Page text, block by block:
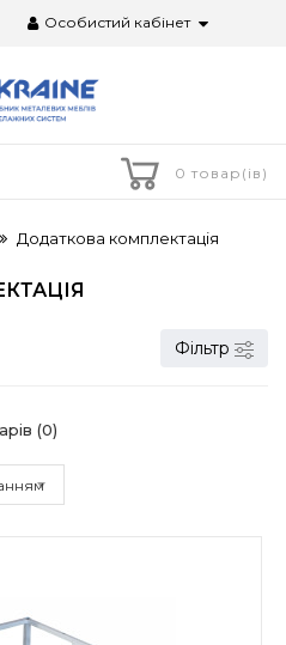
Особистий кабінет
0 товар(ів)
Додаткова комплектація
Фільтр
(0)